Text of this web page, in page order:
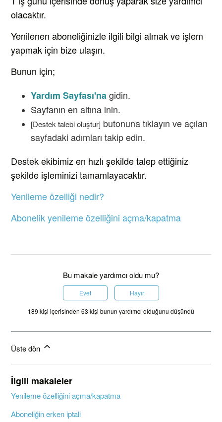
olacaktır.
Yenilenen aboneliğinizle ilgili bilgi almak ve işlem
yapmak için bize ulaşın.
Bunun için;
Yardım Sayfası'nagidin.
Sayfanın en altına inin.
[Destek talebi oluştur] butonuna tıklayın ve açılan
sayfadaki adımları takip edin.
Destek ekibimiz en hızlı şekilde talep ettiğiniz
şekilde işleminizi tamamlayacaktır.
Yenileme özelliği nedir?
Abonelik yenileme özelliğini açma/kapatma
Bu makale yardımcı oldu mu?
Evet Hayır
189 kişi içerisinden 63 kişi bunun yardımcı olduğunu düşündü
Üste dön
İlgili makaleler
Yenileme özelliğini açma/kapatma
Aboneliğin erken iptali